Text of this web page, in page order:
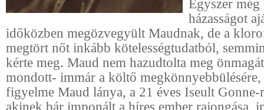
Egyszer még
házasságot
időközben megözvegyült Maudnak, de a
megtört nőt inkább kötelességtudatból,
kérte meg. Maud nem hazudtolta meg
mondott- immár a költő
figyelme Maud lánya, a 21 éves Iseult
akinek bár imponált a híres ember rajongása,